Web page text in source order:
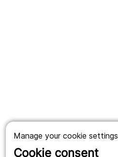
Manage your cookie settings
Cookie consent